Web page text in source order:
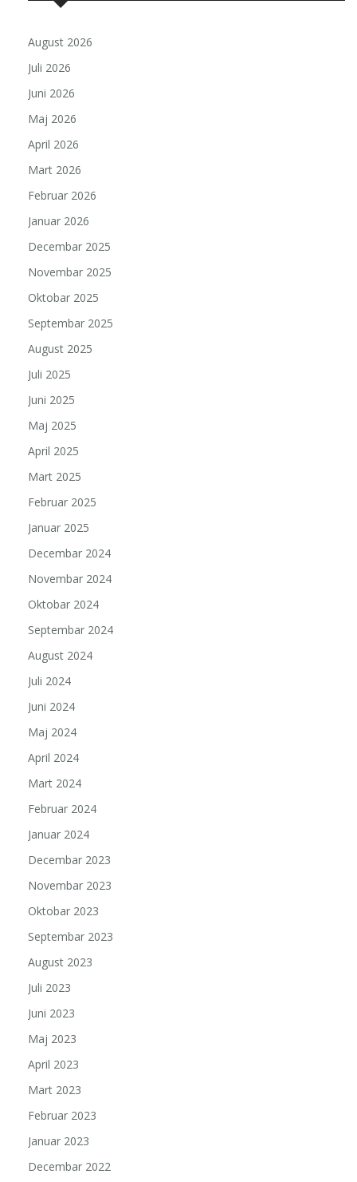
August 2026
Juli 2026
Juni 2026
Maj 2026
April 2026
Mart 2026
Februar 2026
Januar 2026
Decembar 2025
Novembar 2025
Oktobar 2025
Septembar 2025
August 2025
Juli 2025
Juni 2025
Maj 2025
April 2025
Mart 2025
Februar 2025
Januar 2025
Decembar 2024
Novembar 2024
Oktobar 2024
Septembar 2024
August 2024
Juli 2024
Juni 2024
Maj 2024
April 2024
Mart 2024
Februar 2024
Januar 2024
Decembar 2023
Novembar 2023
Oktobar 2023
Septembar 2023
August 2023
Juli 2023
Juni 2023
Maj 2023
April 2023
Mart 2023
Februar 2023
Januar 2023
Decembar 2022